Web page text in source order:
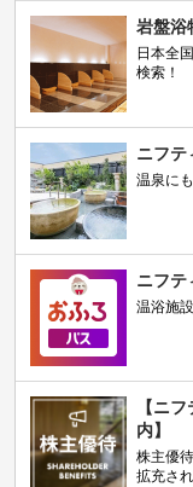
岩盤浴
日本全
検索！
ニフテ
温泉に
ニフテ
温浴施
【ニ
内】
株主優
拡充さ